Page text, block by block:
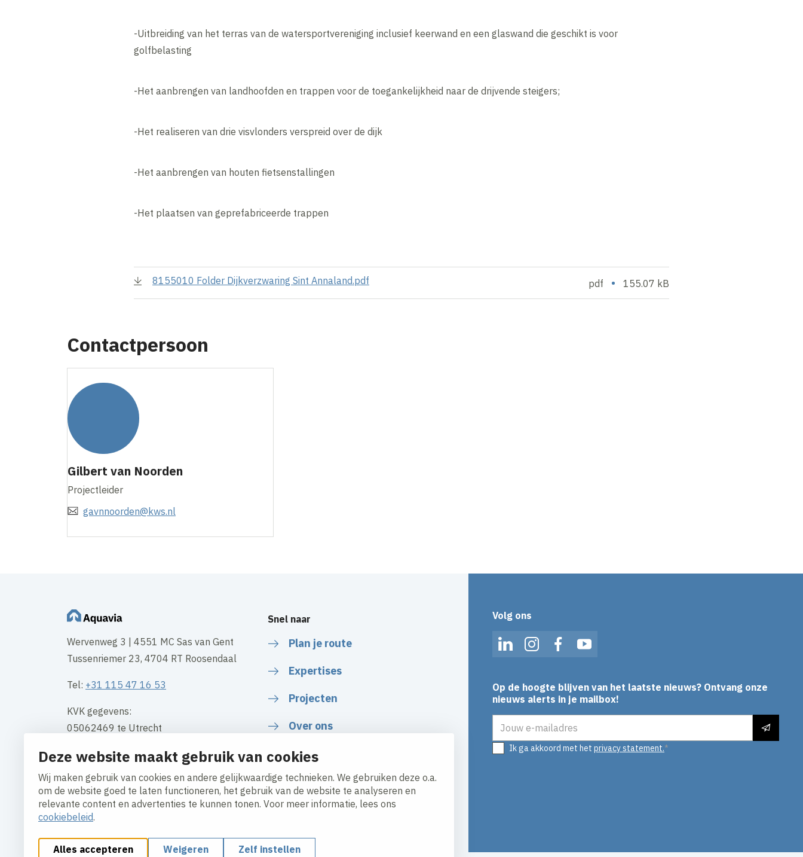
Deze website maakt gebruik van cookies
Wij maken gebruik van cookies en andere gelijkwaardige technieken. We gebruiken deze o.a.
om de website goed te laten functioneren, het gebruik van de website te analyseren en
relevante content en advertenties te kunnen tonen. Voor meer informatie, lees ons
cookiebeleid.
Alles accepteren Weigeren Zelf instellen
-Uitbreiding van het terras van de watersportvereniging inclusief keerwand en een glaswand die geschikt is voor
golfbelasting
-Het aanbrengen van landhoofden en trappen voor de toegankelijkheid naar de drijvende steigers;
-Het realiseren van drie visvlonders verspreid over de dijk
-Het aanbrengen van houten fietsenstallingen
-Het plaatsen van geprefabriceerde trappen
8155010 Folder Dijkverzwaring Sint Annaland.pdf pdf • 155.07 kB
Contactpersoon
Gilbert van Noorden
Projectleider
gavnnoorden@kws.nl
Wervenweg 3 | 4551 MC Sas van Gent
Tussenriemer 23, 4704 RT Roosendaal
Tel: +31 115 47 16 53
KVK gegevens:
05062469 te Utrecht
Openingstijden kantoor:
Maandag t/m vrijdag 7:30 – 18:00
Contact
Snel naar
Plan je route
Expertises
Projecten
Over ons
Certificaten & Downloads
Werken bij
Volg ons
LinkedInInstagramFacebookYouTube
Op de hoogte blijven van het laatste nieuws? Ontvang onze
nieuws alerts in je mailbox!
Ik ga akkoord met het privacy statement.